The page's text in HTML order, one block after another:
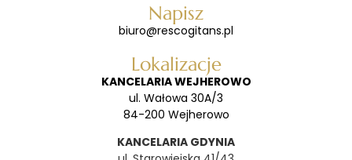
Napisz
biuro@rescogitans.pl
Lokalizacje
KANCELARIA WEJHEROWO
ul. Wałowa 30A/3
84-200 Wejherowo
KANCELARIA GDYNIA